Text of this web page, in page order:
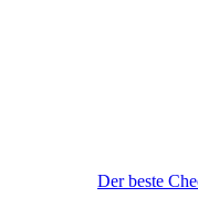
Der beste